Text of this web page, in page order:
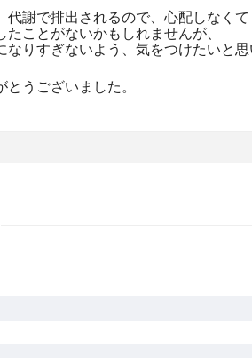
代謝で排出されるので、心配しなく
たことがないかもしれませんが、
なりすぎないよう、気をつけたいと思
とうございました。